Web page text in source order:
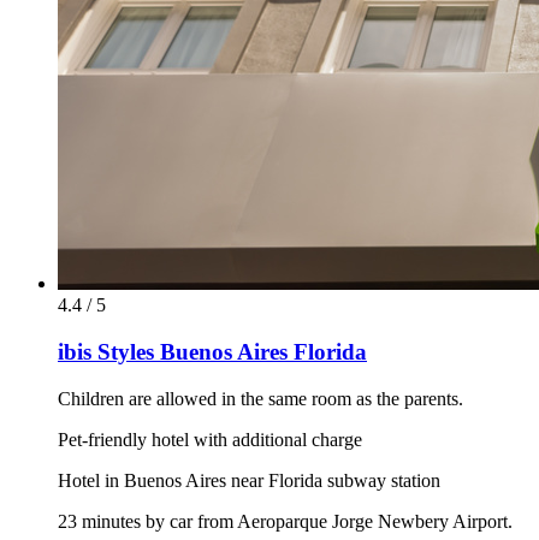
4.4 / 5
ibis Styles Buenos Aires Florida
Children are allowed in the same room as the parents.
Pet-friendly hotel with additional charge
Hotel in Buenos Aires near Florida subway station
23 minutes by car from Aeroparque Jorge Newbery Airport.